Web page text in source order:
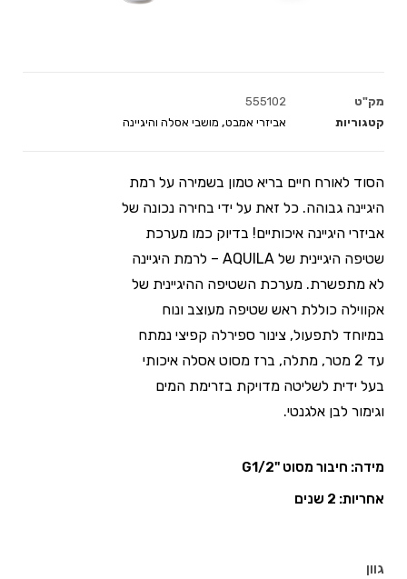
מק"ט
555102
קטגוריות
אביזרי אמבט, מושבי אסלה והיגיינה
הסוד לאורח חיים בריא טמון בשמירה על רמת
היגיינה גבוהה. כל זאת על ידי בחירה נכונה של
אביזרי היגיינה איכותיים! בדיוק כמו מערכת
שטיפה היגיינית של AQUILA – לרמת היגיינה
לא מתפשרת. מערכת השטיפה ההיגיינית של
אקווילה כוללת ראש שטיפה מעוצב ונוח
במיוחד לתפעול, צינור ספירלה קפיצי נמתח
עד 2 מטר, מתלה, ברז מסוט אסלה איכותי
בעל ידית לשליטה מדויקת בזרימת המים
וגימור לבן אלגנטי.
מידה: חיבור מסוט "G1/2
אחריות: 2 שנים
גוון